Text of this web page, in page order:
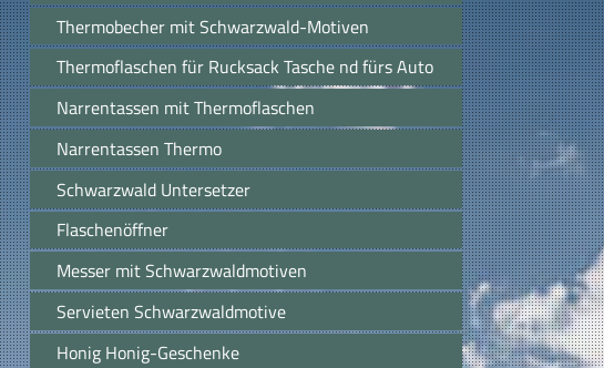
Thermobecher mit Schwarzwald-Motiven
Thermoflaschen für Rucksack Tasche nd fürs Auto
Narrentassen mit Thermoflaschen
Narrentassen Thermo
Schwarzwald Untersetzer
Flaschenöffner
Messer mit Schwarzwaldmotiven
Servieten Schwarzwaldmotive
Honig Honig-Geschenke